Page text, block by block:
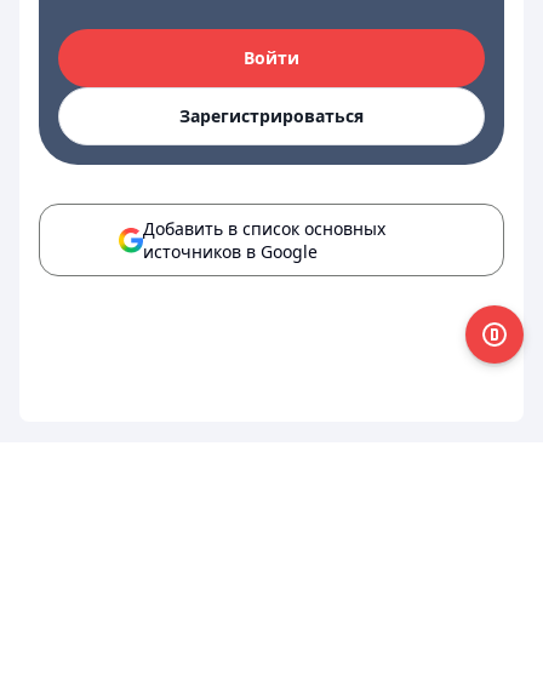
Войти
Зарегистрироваться
Добавить в список основных
источников в Google